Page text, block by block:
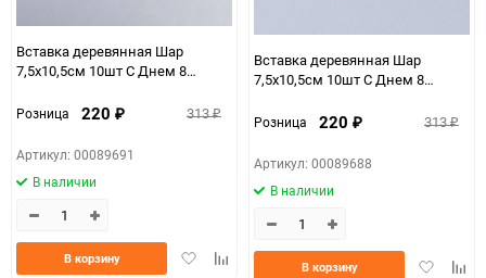
Вставка деревянная Шар
7,5х10,5см 10шт С Днем 8
Праздником Ш53
Розница 220 ₽ 313₽
Артикул: 00089691
В наличии
ДобавитьДобавить
В корзину
Вставка деревянная Шар
7,5х10,5см 10шт С Днем 8
Розница 220 ₽ 313₽
Артикул: 00089688
В наличии
Добавить
В корзину